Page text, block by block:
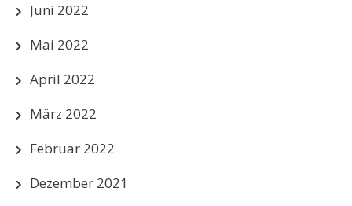
Juni 2022
Mai 2022
April 2022
März 2022
Februar 2022
Dezember 2021